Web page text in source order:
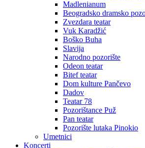
Madlenianum
Beogradsko dramsko
Zvezdara teatar
Vuk Karadžić
Boško Buha
Slavija
Narodno pozorište
Odeon teatar
Bitef teatar
Dom kulture Pančevo
Dadov
Teatar 78
Pozorištance Puž
Pan teatar
Pozorište lutaka Pinokio
Umetnici
Koncerti